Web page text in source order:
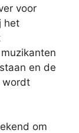
voor
het
en de
wordt
om